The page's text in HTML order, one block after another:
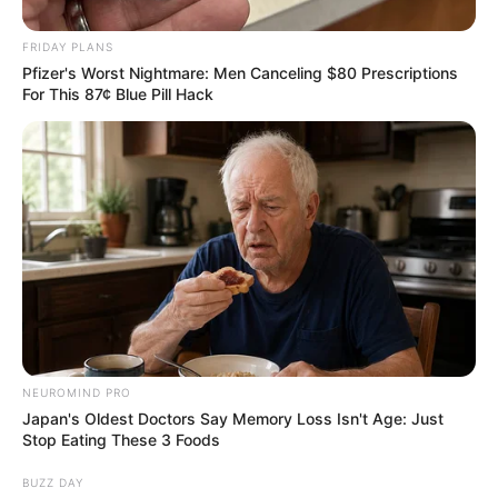
💰 Orbán Viktor nem kapja meg a 38,8 millió forintos
végkielégítését – fontos részletek derültek ki
🚨 Már lefoglalási paranccsal érkeztek: újra
megjelentek a nyomozók a Fidesznél!
Kategóriák
Friss hírek
Természet
Történetek
Világ
FRIDAY PLANS
Pfizer's Worst Nightmare: Men Canceling $80 Prescriptions
For This 87¢ Blue Pill Hack
NEUROMIND PRO
Japan's Oldest Doctors Say Memory Loss Isn't Age: Just
Stop Eating These 3 Foods
BUZZ DAY